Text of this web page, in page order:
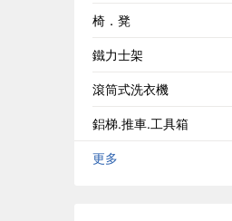
椅．凳
鐵力士架
滾筒式洗衣機
鋁梯.推車.工具箱
更多